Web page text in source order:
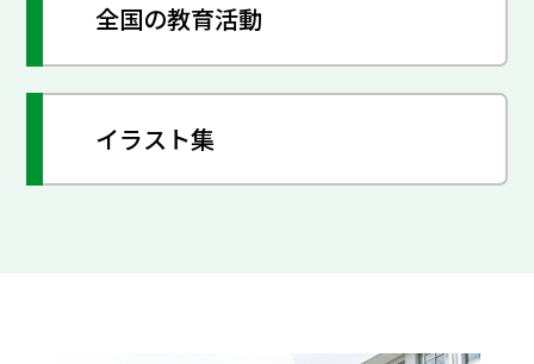
全国の教育活動
イラスト集